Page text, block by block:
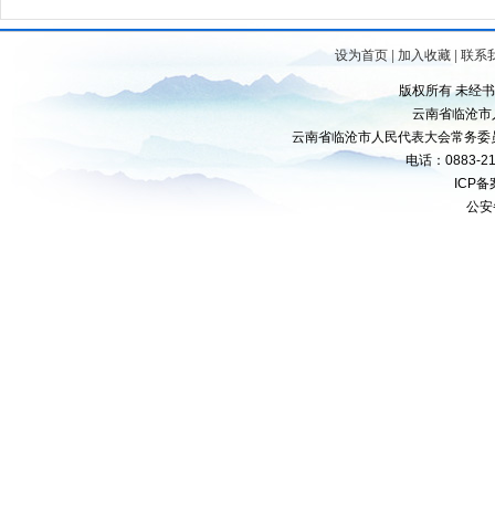
设为首页 加入收藏 联系
版权所有 未经
云南省临沧
云南省临沧市人民代表大会常务
电话：0883-
ICP备
公